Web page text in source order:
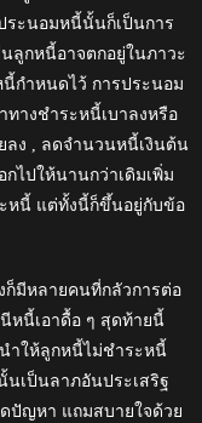
ระนอมหนี้นั้นก็เป็นการ
ลูกหนี้อาจตกอยู่ในภาวะ
กำหนดไว้ การประนอม
ทางชำระหนี้เบาลงหรือ
ลง , ลดจำนวนหนี้เงินต้น
ไปให้นานกว่าเดิมเพิ่ม
ะหนี้ แต่ทั้งนี้ก็ขึ้นอยู่กับข้อ
ก็มีหลายคนที่กลัวการต่อ
หนี้เอาดื้อ ๆ สุดท้ายนี้
ำให้ลูกหนี้ไม่ชำระหนี้
เป็นลาภอันประเสริฐ
ดปัญหา แถมสบายใจด้วย